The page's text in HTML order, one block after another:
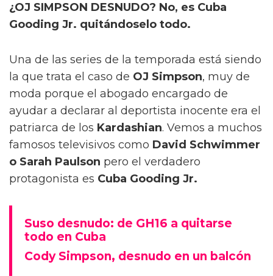
¿OJ SIMPSON DESNUDO? No, es Cuba
Gooding Jr. quitándoselo todo.
Una de las series de la temporada está siendo
la que trata el caso de OJ Simpson, muy de
moda porque el abogado encargado de
ayudar a declarar al deportista inocente era el
patriarca de los Kardashian. Vemos a muchos
famosos televisivos como David Schwimmer
o Sarah Paulson pero el verdadero
protagonista es Cuba Gooding Jr.
Suso desnudo: de GH16 a quitarse
todo en Cuba
Cody Simpson, desnudo en un balcón